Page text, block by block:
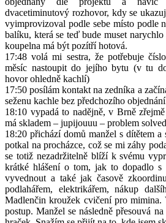
dvacetiminutový rozhovor, kdy se
vyimprovizoval podle sebe místo podle
balíku, která se teď bude muset
koupelna má být pozítří hotová.
17:48 volá mi sestra, že potřebuje
měsíc nastoupit do jejího bytu (v tu
hovor ohledně kachlí)
17:50 posílám kontakt na zedníka a
seženu kachle bez předchozího
18:10 vypadá to nadějně, v Brně
má skladem – jupijouuu – problem
18:20 přichází domů manžel s dítětem
potkal na procházce, což se mi záhy
se totiž nezadržitelně blíží k svému
krátké hlášení o tom, jak to dopadlo s
vyvednout a také jak časově
podlahářem, elektrikářem, nákup
Madlenčin kroužek cvičení pro mimina.
postup. Manžel se následně přesouvá